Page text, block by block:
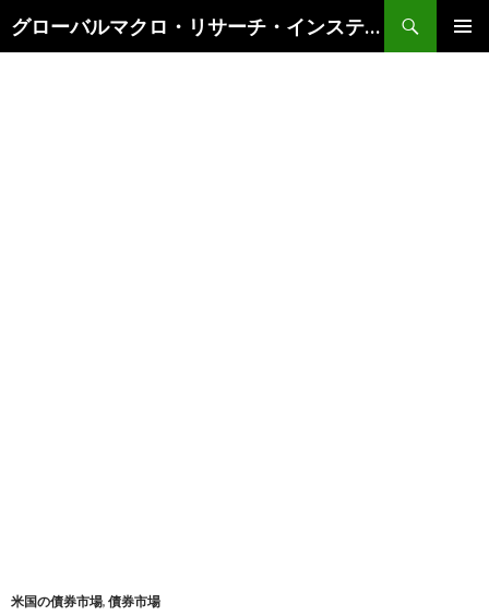
グローバルマクロ・リサーチ・インスティテュート
索
米国の債券市場, 債券市場